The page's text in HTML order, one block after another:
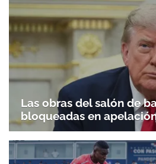
Las obras del salón de
bloqueadas en